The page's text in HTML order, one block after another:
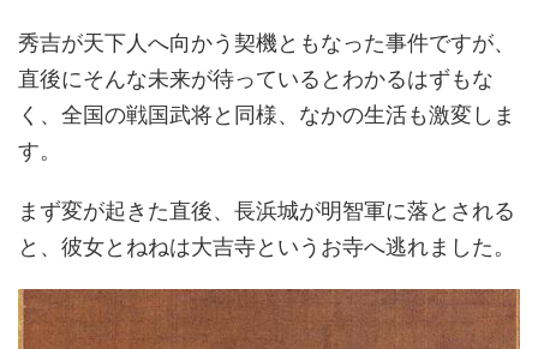
秀吉が天下人へ向かう契機ともなった事件ですが、
直後にそんな未来が待っているとわかるはずもな
く、全国の戦国武将と同様、なかの生活も激変しま
す。
まず変が起きた直後、長浜城が明智軍に落とされる
と、彼女とねねは大吉寺というお寺へ逃れました。